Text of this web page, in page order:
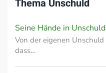
Thema Unschuld
Seine Hände in
Von der eigenen
dass…